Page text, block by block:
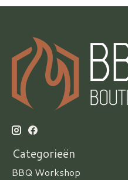
Categorieën
BBQ Workshop